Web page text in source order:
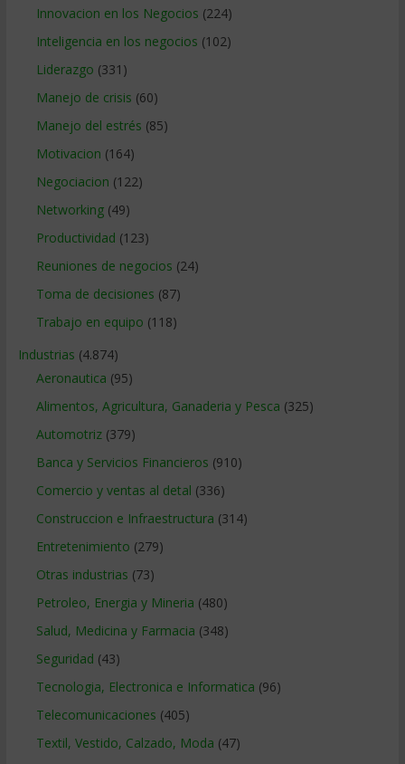
Innovacion en los Negocios (224)
Inteligencia en los negocios (102)
Liderazgo (331)
Manejo de crisis (60)
Manejo del estrés (85)
Motivacion (164)
Negociacion (122)
Networking(49)
Productividad (123)
Reuniones de negocios (24)
Toma de decisiones (87)
Trabajo en equipo (118)
Industrias (4.874)
Aeronautica (95)
Alimentos, Agricultura, Ganaderia y Pesca (325)
Automotriz(379)
Banca y Servicios Financieros (910)
Comercio y ventas al detal (336)
Construccion e Infraestructura (314)
Entretenimiento (279)
Otras industrias (73)
Petroleo, Energia y Mineria (480)
Salud, Medicina y Farmacia (348)
Seguridad (43)
Tecnologia, Electronica e Informatica (96)
Telecomunicaciones (405)
Textil, Vestido, Calzado, Moda (47)